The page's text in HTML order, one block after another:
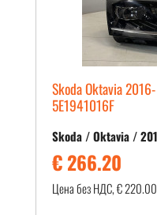
Skoda Oktavia
5E1941016F
Skoda / Oktavia /
€ 266.20
Цена без НДС, € 220.00